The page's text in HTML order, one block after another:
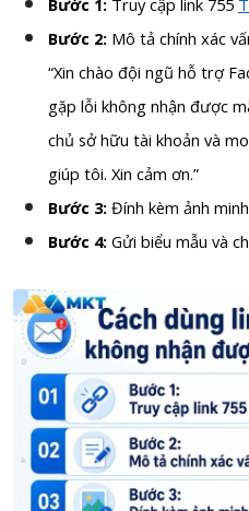
Bước 2: Mô tả chính xác
“Xin chào đội ngũ hỗ trợ
gặp lỗi không nhận được
chủ sở hữu tài khoản và
giúp tôi. Xin cảm ơn.”
Bước 3: Đính kèm ảnh
Bước 4: Gửi biểu mẫu và